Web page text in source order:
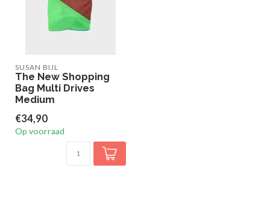
SUSAN BIJL
The New Shopping
Bag Multi Drives
Medium
€34,90
Op voorraad